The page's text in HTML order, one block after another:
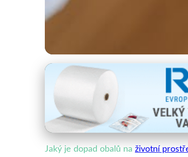
Udržitelnost a ekologie obalů
Dopad Obalů
17. 2. 2026· 4 min čtení · Autor: Marek Vacek
Jaký je dopad obalů na životní